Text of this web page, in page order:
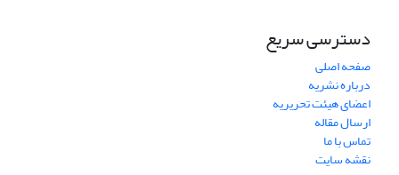
دسترسی سریع
صفحه اصلی
درباره نشریه
اعضای هیئت تحریریه
ارسال مقاله
تماس با ما
نقشه سایت